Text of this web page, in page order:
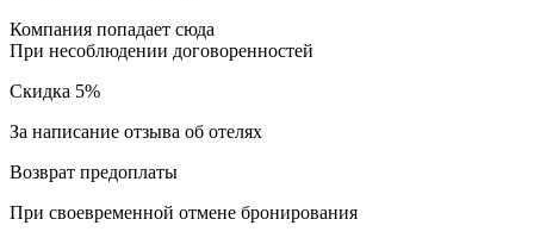
Компания попадает сюда
При несоблюдении договоренностей
Скидка 5%
За написание отзыва об отелях
Возврат предоплаты
При своевременной отмене бронирования